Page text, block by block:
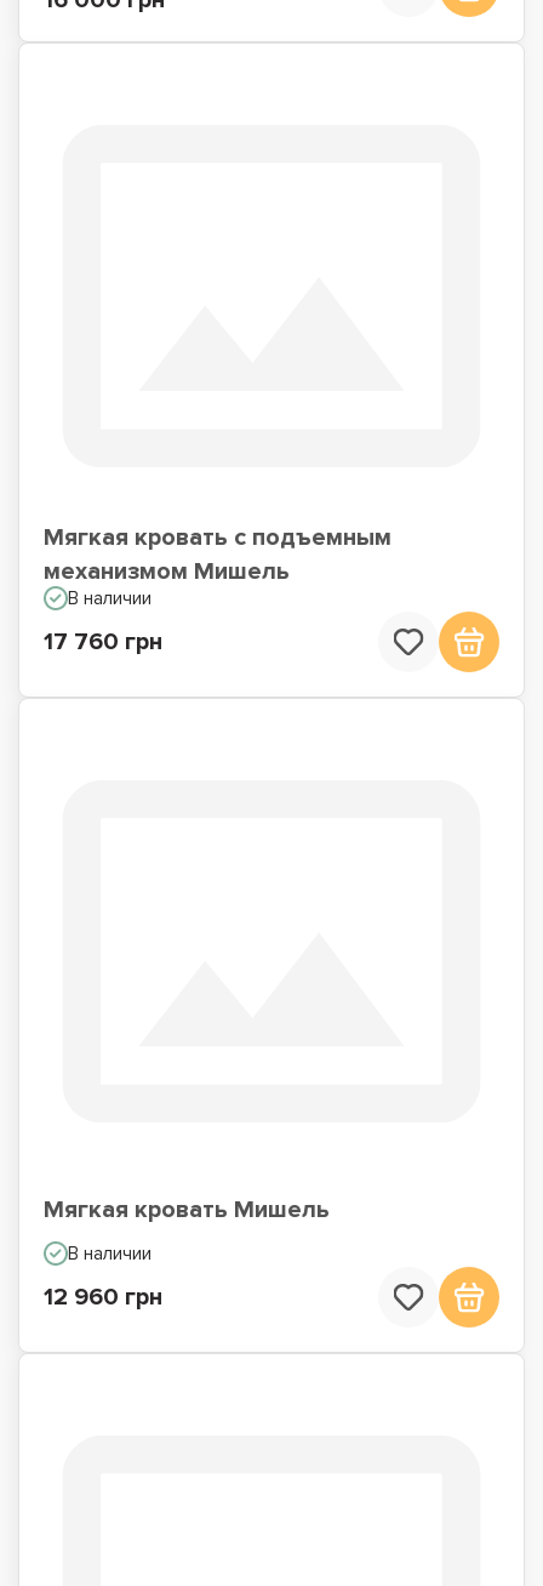
Мягкая кровать с подъемным
механизмом Мишель
В наличии
17 760 грн
Мягкая кровать Мишель
В наличии
12 960 грн